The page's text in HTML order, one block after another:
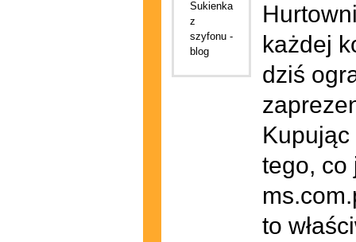
każdej
dziś
tego, co
to